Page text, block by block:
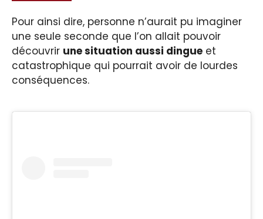
Pour ainsi dire, personne n’aurait pu imaginer
une seule seconde que l’on allait pouvoir
découvrir une situation aussi dingue et
catastrophique qui pourrait avoir de lourdes
conséquences.